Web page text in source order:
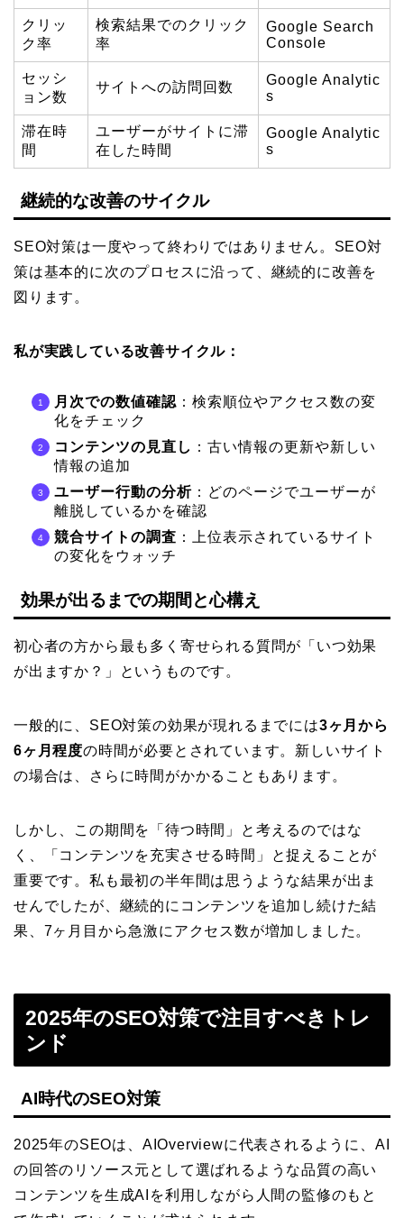
クリッ
ク率
検索結果でのクリック
率
Google Search
Console
セッシ
ョン数
サイトへの訪問回数
Google Analytic
s
滞在時
間
ユーザーがサイトに滞
在した時間
Google Analytic
s
継続的な改善のサイクル
SEO対策は一度やって終わりではありません。SEO対
策は基本的に次のプロセスに沿って、継続的に改善を
図ります。
私が実践している改善サイクル：
月次での数値確認 ：検索順位やアクセス数の変
化をチェック
コンテンツの見直し ：古い情報の更新や新しい
情報の追加
ユーザー行動の分析 ：どのページでユーザーが
離脱しているかを確認
競合サイトの調査 ：上位表示されているサイト
の変化をウォッチ
効果が出るまでの期間と心構え
初心者の方から最も多く寄せられる質問が「いつ効果
が出ますか？」というものです。
一般的に、SEO対策の効果が現れるまでには3ヶ月から
6ヶ月程度の時間が必要とされています。新しいサイト
の場合は、さらに時間がかかることもあります。
しかし、この期間を「待つ時間」と考えるのではな
く、「コンテンツを充実させる時間」と捉えることが
重要です。私も最初の半年間は思うような結果が出ま
せんでしたが、継続的にコンテンツを追加し続けた結
果、7ヶ月目から急激にアクセス数が増加しました。
2025年のSEO対策で注目すべきトレ
ンド
AI時代のSEO対策
2025年のSEOは、AIOverviewに代表されるように、AI
の回答のリソース元として選ばれるような品質の高い
コンテンツを生成AIを利用しながら人間の監修のもと